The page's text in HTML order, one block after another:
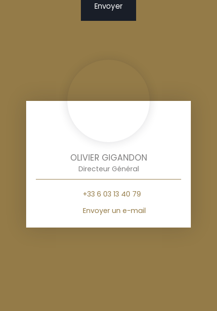
Envoyer
OLIVIER GIGANDON
Directeur Général
+33 6 03 13 40 79
Envoyer un e-mail